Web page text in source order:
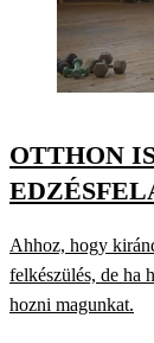
OTTHON
Ahhoz, hogy
felkészülés, de ha
hozni magunkat.